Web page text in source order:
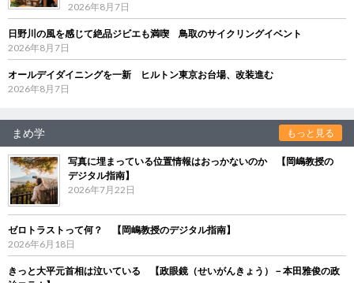
2026年8月7日
日野川の風を感じて絶品ジビエも満喫 鳥取のサイクリングイベント
2026年8月7日
オールデイダイニングを一新 ヒルトン東京お台場、改装進む
2026年8月7日
まめ学 もっと見る
写真に埋まっている位置情報はおっかないのか 【岡嶋教授の
デジタル指南】
2026年7月22日
ゼロトラストって何？ 【岡嶋教授のデジタル指南】
2026年6月18日
きっと大平元首相は泣いている 【政眼鏡（せいがんきょう）－本田雅俊の政